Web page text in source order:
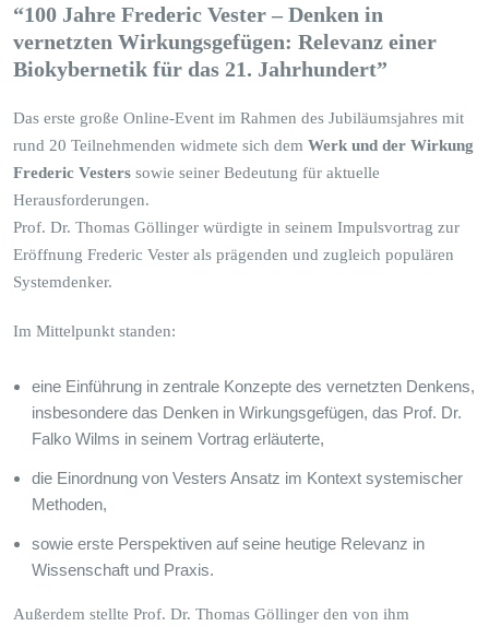
“100 Jahre Frederic Vester – Denken in
vernetzten Wirkungsgefügen: Relevanz einer
Biokybernetik für das 21. Jahrhundert”
Das erste große Online-Event im Rahmen des Jubiläumsjahres mit
rund 20 Teilnehmenden widmete sich dem Werk und der Wirkung
Frederic Vesters sowie seiner Bedeutung für aktuelle
Herausforderungen.
Prof. Dr. Thomas Göllinger würdigte in seinem Impulsvortrag zur
Eröffnung Frederic Vester als prägenden und zugleich populären
Systemdenker.
Im Mittelpunkt standen:
eine Einführung in zentrale Konzepte des vernetzten Denkens,
insbesondere das Denken in Wirkungsgefügen, das Prof. Dr.
Falko Wilms in seinem Vortrag erläuterte,
die Einordnung von Vesters Ansatz im Kontext systemischer
Methoden,
sowie erste Perspektiven auf seine heutige Relevanz in
Wissenschaft und Praxis.
Außerdem stellte Prof. Dr. Thomas Göllinger den von ihm